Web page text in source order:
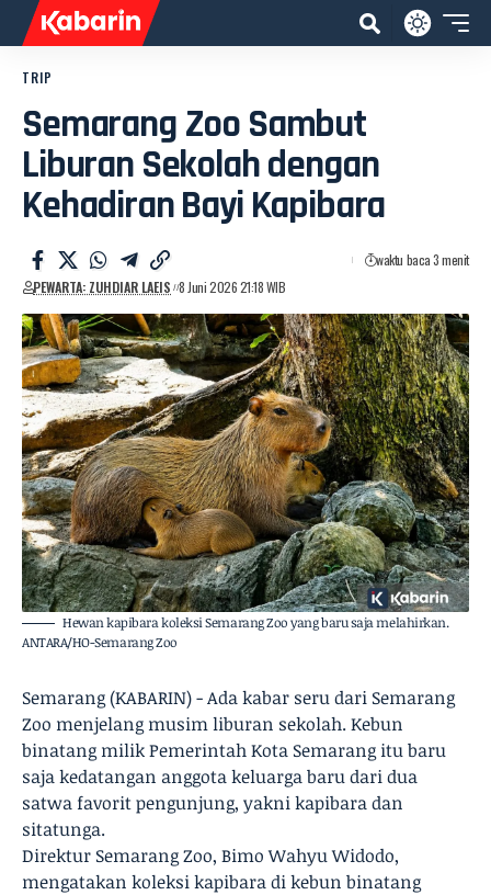
TRIP
Semarang Zoo Sambut
Liburan Sekolah dengan
Kehadiran Bayi Kapibara
PEWARTA: ZUHDIAR LAEIS 8 Juni 2026 21:18 WIB
waktu baca 3 menit
Hewan kapibara koleksi Semarang Zoo yang baru saja melahirkan.
ANTARA/HO-Semarang Zoo
Semarang (KABARIN) - Ada kabar seru dari Semarang
Zoo menjelang musim liburan sekolah. Kebun
binatang milik Pemerintah Kota Semarang itu baru
saja kedatangan anggota keluarga baru dari dua
satwa favorit pengunjung, yakni kapibara dan
sitatunga.
Direktur Semarang Zoo, Bimo Wahyu Widodo,
mengatakan koleksi kapibara di kebun binatang